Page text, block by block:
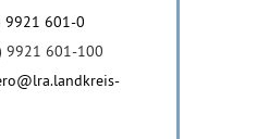
9921 601-0
9921 601-100